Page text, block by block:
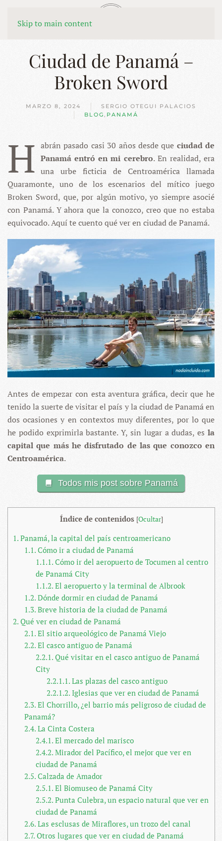
Skip to main content
MENÚ
Ciudad de Panamá –
Broken Sword
MARZO 8, 2024
SERGIO OTEGUI PALACIOS
BLOG, PANAMÁ
H abrán pasado casi 30 años desde que ciudad de
Panamá entró en mi cerebro. En realidad, era
una urbe ficticia de Centroamérica llamada
Quaramonte, uno de los escenarios del mítico juego
Broken Sword, que, por algún motivo, yo siempre asocié
con Panamá. Y ahora que la conozco, creo que no estaba
equivocado. Aquí te cuento qué ver en ciudad de Panamá.
Antes de empezar con esta aventura gráfica, decir que he
tenido la suerte de visitar el país y la ciudad de Panamá en
dos ocasiones y en contextos muy diferentes, por lo que
he podido exprimirla bastante. Y, sin lugar a dudas, es la
capital que más he disfrutado de las que conozco en
Centroamérica.
Todos mis post sobre Panamá
Índice de contenidos [Ocultar]
1. Panamá, la capital del país centroamericano
1.1.Cómo ir a ciudad de Panamá
1.1.1.Cómo ir del aeropuerto de Tocumen al centro
de Panamá City
1.1.2.El aeropuerto y la terminal de Albrook
1.2.Dónde dormir en ciudad de Panamá
1.3.Breve historia de la ciudad de Panamá
2. Qué ver en ciudad de Panamá
2.1.El sitio arqueológico de Panamá Viejo
2.2.El casco antiguo de Panamá
2.2.1.Qué visitar en el casco antiguo de Panamá
City
2.2.1.1. Las plazas del casco antiguo
2.2.1.2. Iglesias que ver en ciudad de Panamá
2.3.El Chorrillo, ¿el barrio más peligroso de ciudad de
Panamá?
2.4.La Cinta Costera
2.4.1.El mercado del marisco
2.4.2.Mirador del Pacífico, el mejor que ver en
ciudad de Panamá
2.5.Calzada de Amador
2.5.1.El Biomuseo de Panamá City
2.5.2.Punta Culebra, un espacio natural que ver en
ciudad de Panamá
2.6.Las esclusas de Miraflores, un trozo del canal
2.7.Otros lugares que ver en ciudad de Panamá